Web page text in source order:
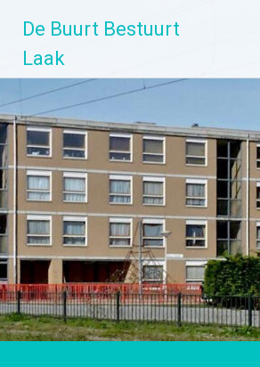
naar
inhoud
De Buurt Bestuurt
Laak